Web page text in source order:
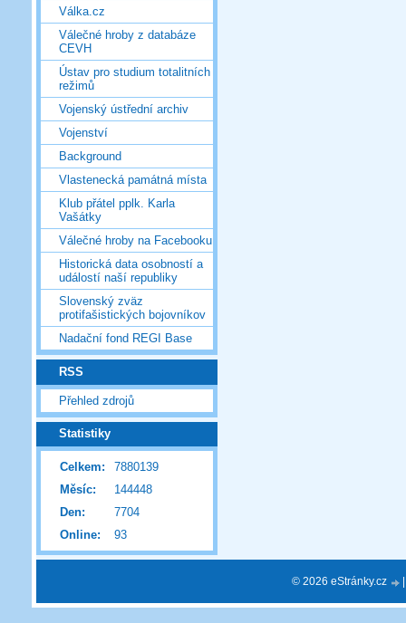
Válka.cz
Válečné hroby z databáze
CEVH
Ústav pro studium totalitních
režimů
Vojenský ústřední archiv
Vojenství
Background
Vlastenecká památná místa
Klub přátel pplk. Karla
Vašátky
Válečné hroby na Facebooku
Historická data osobností a
událostí naší republiky
Slovenský zväz
protifašistických bojovníkov
Nadační fond REGI Base
RSS
Přehled zdrojů
Statistiky
Online: 93
Celkem:
7880139
Měsíc:
144448
Den:
7704
© 2026 eStránky.cz